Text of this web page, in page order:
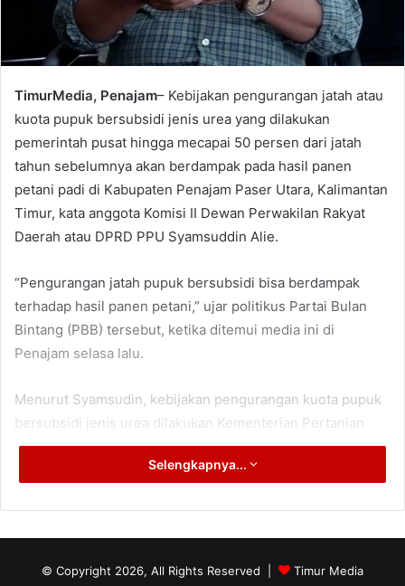
TimurMedia, Penajam– Kebijakan pengurangan jatah atau
kuota pupuk bersubsidi jenis urea yang dilakukan
pemerintah pusat hingga mecapai 50 persen dari jatah
tahun sebelumnya akan berdampak pada hasil panen
petani padi di Kabupaten Penajam Paser Utara, Kalimantan
Timur, kata anggota Komisi II Dewan Perwakilan Rakyat
Daerah atau DPRD PPU Syamsuddin Alie.
“Pengurangan jatah pupuk bersubsidi bisa berdampak
terhadap hasil panen petani,” ujar politikus Partai Bulan
Bintang (PBB) tersebut, ketika ditemui media ini di
Penajam selasa lalu.
Menurut Syamsudin, kebijakan pengurangan kuota pupuk
bersubsidi jenis urea dilakukan Kementerian Pertanian
saat memasuki musim tanam, padahal petani
membutuhkan pasokan pupuk yang memadai untuk
Seharusnya kebijakan pengurangan jatah pupuk
bersubsidi yang dilakukan pemerintah pusat tersebut,
Selengkapnya...
© Copyright 2026, All Rights Reserved | Timur Media